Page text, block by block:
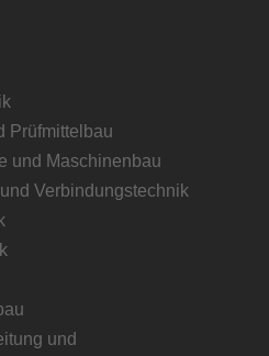
Prüfmittelbau
und Maschinenbau
Verbindungstechnik
und